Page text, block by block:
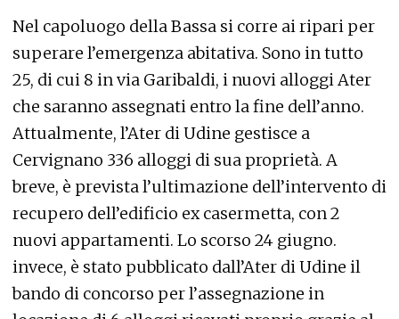
Nel capoluogo della Bassa si corre ai ripari per
superare l’emergenza abitativa. Sono in tutto
25, di cui 8 in via Garibaldi, i nuovi alloggi Ater
che saranno assegnati entro la fine dell’anno.
Attualmente, l’Ater di Udine gestisce a
Cervignano 336 alloggi di sua proprietà. A
breve, è prevista l’ultimazione dell’intervento di
recupero dell’edificio ex casermetta, con 2
nuovi appartamenti. Lo scorso 24 giugno.
invece, è stato pubblicato dall’Ater di Udine il
bando di concorso per l’assegnazione in